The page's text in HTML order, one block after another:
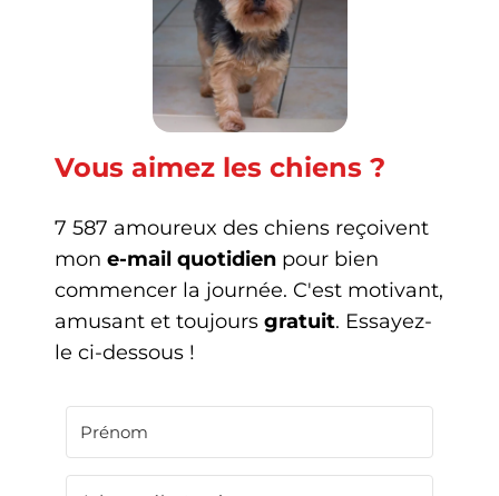
Vous aimez les chiens ?
7 587 amoureux des chiens reçoivent
mon e-mail quotidien pour bien
commencer la journée. C'est motivant,
amusant et toujours gratuit. Essayez-
le ci-dessous !